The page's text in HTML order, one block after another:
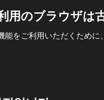
用のブラウザは
をご利用いただくために